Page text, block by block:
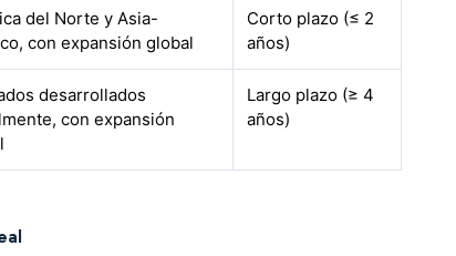
del Norte y Asia-
con expansión global
Corto plazo (≤ 2
años)
desarrollados
con expansión
Largo plazo (≥ 4
años)